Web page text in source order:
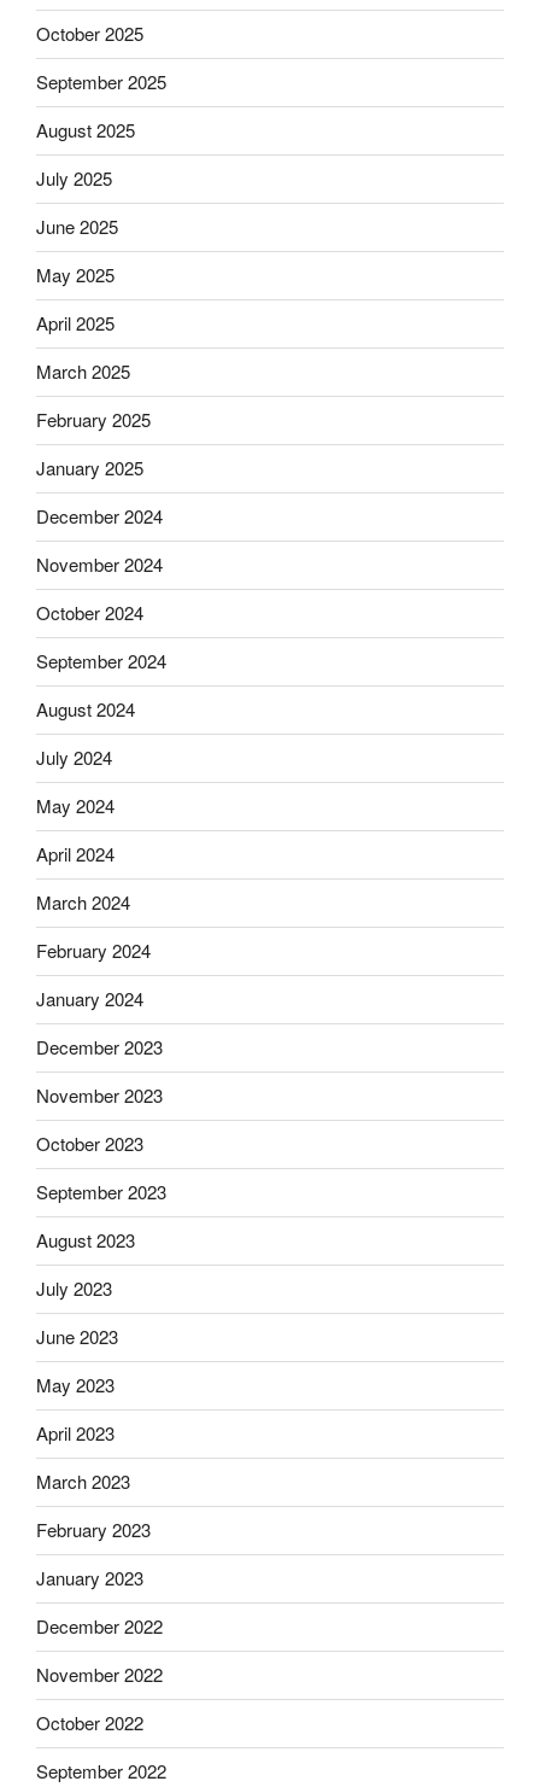
October 2025
September 2025
August 2025
July 2025
June 2025
May 2025
April 2025
March 2025
February 2025
January 2025
December 2024
November 2024
October 2024
September 2024
August 2024
July 2024
May 2024
April 2024
March 2024
February 2024
January 2024
December 2023
November 2023
October 2023
September 2023
August 2023
July 2023
June 2023
May 2023
April 2023
March 2023
February 2023
January 2023
December 2022
November 2022
October 2022
September 2022